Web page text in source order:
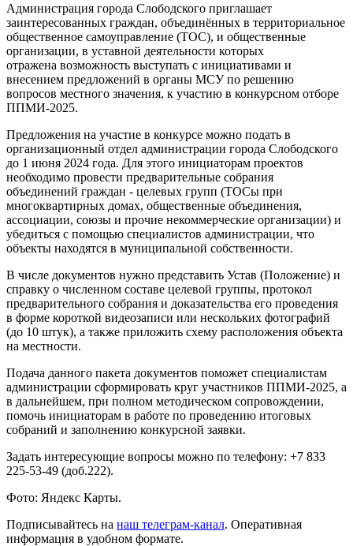
Администрация города Слободского приглашает
заинтересованных граждан, объединённых в территориальное
общественное самоуправление (ТОС), и общественные
организации, в уставной деятельности которых
отражена возможность выступать с инициативами и
внесением предложений в органы МСУ по решению
вопросов местного значения, к участию в конкурсном отборе
ППМИ-2025.
Предложения на участие в конкурсе можно подать в
организационный отдел администрации города Слободского
до 1 июня 2024 года. Для этого инициаторам проектов
необходимо провести предварительные собрания
объединений граждан - целевых групп (ТОСы при
многоквартирных домах, общественные объединения,
ассоциации, союзы и прочие некоммерческие организации) и
убедиться с помощью специалистов администрации, что
объекты находятся в муниципальной собственности.
В числе документов нужно представить Устав (Положение) и
справку о численном составе целевой группы, протокол
предварительного собрания и доказательства его проведения
в форме короткой видеозаписи или нескольких фотографий
(до 10 штук), а также приложить схему расположения объекта
на местности.
Подача данного пакета документов поможет специалистам
администрации сформировать круг участников ППМИ-2025, а
в дальнейшем, при полном методическом сопровождении,
помочь инициаторам в работе по проведению итоговых
собраний и заполнению конкурсной заявки.
Задать интересующие вопросы можно по телефону: +7 833
225-53-49 (доб.222).
Фото: Яндекс Карты.
Подписывайтесь на наш телеграм-канал. Оперативная
информация в удобном формате.